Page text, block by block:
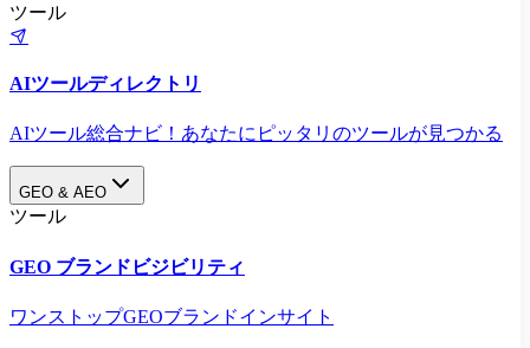
ツール
AIツールディレクトリ
AIツール総合ナビ！あなたにピッタリのツールが見つかる
GEO & AEO
ツール
GEO ブランドビジビリティ
ワンストップGEOブランドインサイト